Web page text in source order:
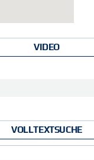
VIDEO
VOLLTEXTSUCHE